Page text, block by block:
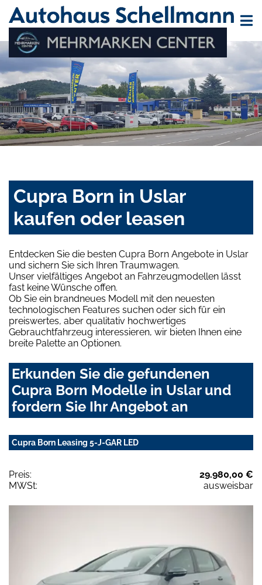
Cupra Born in Uslar
kaufen oder leasen
Entdecken Sie die besten Cupra Born Angebote in Uslar
und sichern Sie sich Ihren Traumwagen.
Unser vielfältiges Angebot an Fahrzeugmodellen lässt
fast keine Wünsche offen.
Ob Sie ein brandneues Modell mit den neuesten
technologischen Features suchen oder sich für ein
preiswertes, aber qualitativ hochwertiges
Gebrauchtfahrzeug interessieren, wir bieten Ihnen eine
breite Palette an Optionen.
Erkunden Sie die gefundenen
Cupra Born Modelle in Uslar und
fordern Sie Ihr Angebot an
Cupra Born Leasing 5-J-GAR LED
Preis:
29.980,00 €
MWSt:
ausweisbar